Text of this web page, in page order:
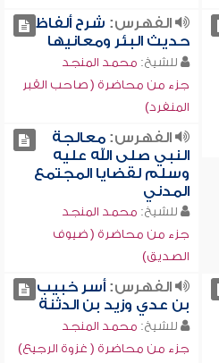
الفهرس: شرح ألفاظ
حديث البئر ومعانيها
للشيخ: محمد المنجد
جزء من محاضرة ( صاحب القبر
المنفرد)
الفهرس:معالجة
النبي صلى الله عليه
وسلم لقضايا المجتمع
المدني
للشيخ: محمد المنجد
جزء من محاضرة ( ضيوف
الصديق)
الفهرس:أسر خبيب
بن عدي وزيد بن الدثنة
للشيخ: محمد المنجد
جزء من محاضرة ( غزوة الرجيع)